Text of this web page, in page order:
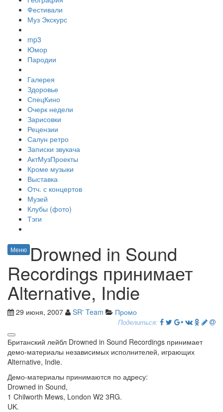
Фестивали
Муз Экскурс
mp3
Юмор
Пародии
Галерея
Здоровье
СпецКино
Очерк недели
Зарисовки
Рецензии
Салун ретро
Записки звукача
АктМузПроекты
Кроме музыки
Выставка
Отч. с концертов
Музей
Клубы (фото)
Тэги
Меню Drowned in Sound
Recordings принимает
Alternative, Indie
29 июня, 2007 SR' Team Промо
Поделиться:
Британский лейбл Drowned in Sound Recordings принимает
демо-материалы независимых исполнителей, играющих
Alternative, Indie.
Демо-материалы принимаются по адресу:
Drowned in Sound,
1 Chilworth Mews, London W2 3RG.
UK.